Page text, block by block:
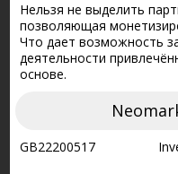
Нельзя не выделить
позволяющая
Что дает возможность
деятельности
основе.
GB22200517